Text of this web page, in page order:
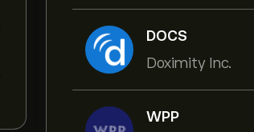
DOCS
Doximity Inc.
WPP